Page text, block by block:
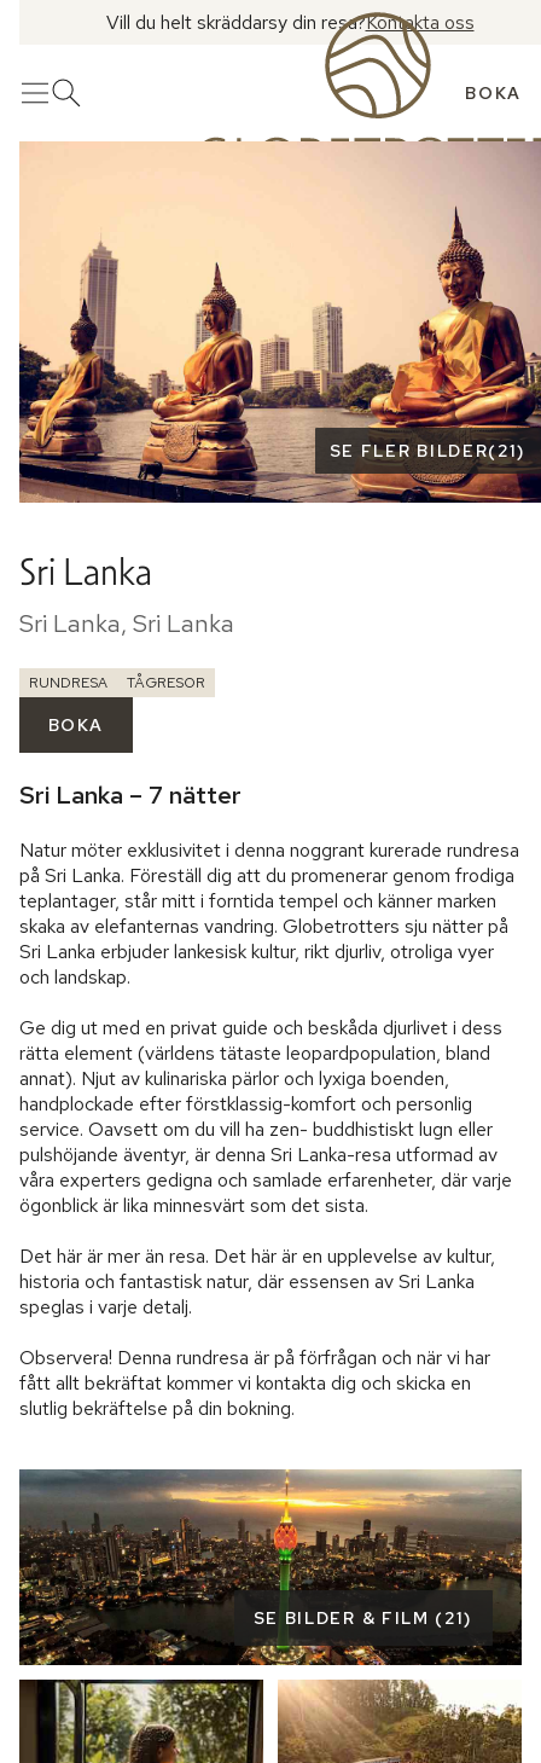
Vill du helt skräddarsy din resa?Kontakta oss
MenyÖppna sök BOKA
Se fler bilder
SE FLER BILDER(21)
Sri Lanka
Sri Lanka, Sri Lanka
RUNDRESA TÅGRESOR
BOKA
Sri Lanka – 7 nätter
Natur möter exklusivitet i denna noggrant kurerade rundresa
på Sri Lanka. Föreställ dig att du promenerar genom frodiga
teplantager, står mitt i forntida tempel och känner marken
skaka av elefanternas vandring. Globetrotters sju nätter på
Sri Lanka erbjuder lankesisk kultur, rikt djurliv, otroliga vyer
och landskap.
Ge dig ut med en privat guide och beskåda djurlivet i dess
rätta element (världens tätaste leopardpopulation, bland
annat). Njut av kulinariska pärlor och lyxiga boenden,
handplockade efter förstklassig-komfort och personlig
service. Oavsett om du vill ha zen- buddhistiskt lugn eller
pulshöjande äventyr, är denna Sri Lanka-resa utformad av
våra experters gedigna och samlade erfarenheter, där varje
ögonblick är lika minnesvärt som det sista.
Det här är mer än resa. Det här är en upplevelse av kultur,
historia och fantastisk natur, där essensen av Sri Lanka
speglas i varje detalj.
Observera! Denna rundresa är på förfrågan och när vi har
fått allt bekräftat kommer vi kontakta dig och skicka en
slutlig bekräftelse på din bokning.
SE BILDER & FILM (21)